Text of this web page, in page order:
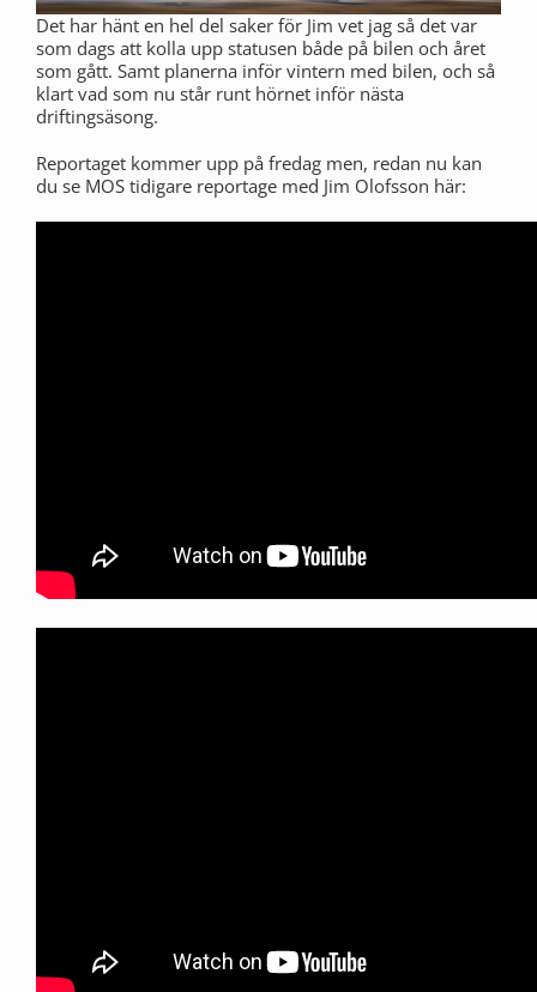
Det har hänt en hel del saker för Jim vet jag så det var
som dags att kolla upp statusen både på bilen och året
som gått. Samt planerna inför vintern med bilen, och så
klart vad som nu står runt hörnet inför nästa
driftingsäsong.
Reportaget kommer upp på fredag men, redan nu kan
du se MOS tidigare reportage med Jim Olofsson här: